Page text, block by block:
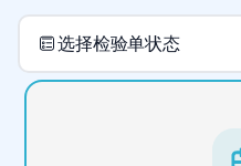
选择检验单状态